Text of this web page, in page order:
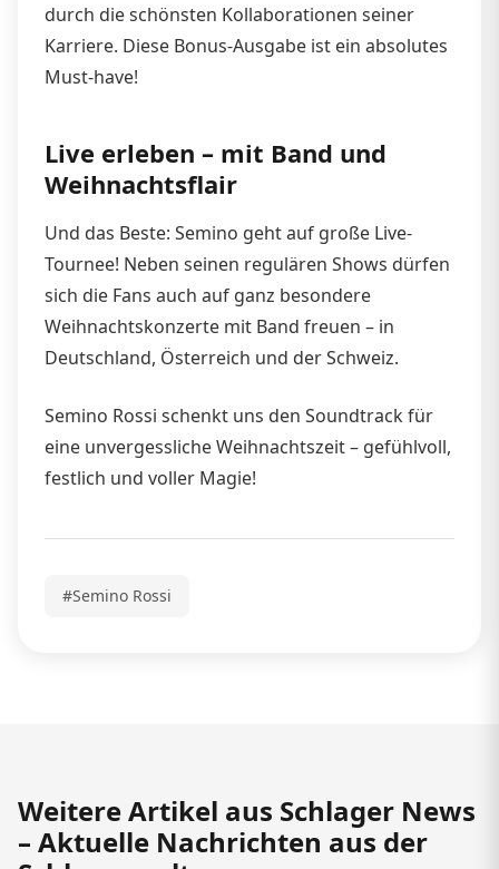
durch die schönsten Kollaborationen seiner
Karriere. Diese Bonus-Ausgabe ist ein absolutes
Must-have!
Live erleben – mit Band und
Weihnachtsflair
Und das Beste: Semino geht auf große Live-
Tournee! Neben seinen regulären Shows dürfen
sich die Fans auch auf ganz besondere
Weihnachtskonzerte mit Band freuen – in
Deutschland, Österreich und der Schweiz.
Semino Rossi schenkt uns den Soundtrack für
eine unvergessliche Weihnachtszeit – gefühlvoll,
festlich und voller Magie!
#Semino Rossi
Weitere Artikel aus Schlager News
– Aktuelle Nachrichten aus der